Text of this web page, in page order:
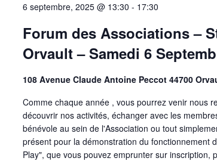
6 septembre, 2025 @ 13:30 - 17:30
Forum des Associations –
Orvault – Samedi 6
108 Avenue Claude Antoine Peccot 44700
Comme chaque année , vous pourrez venir nous
découvrir nos activités, échanger avec les
bénévole au sein de l'Association ou tout
présent pour la démonstration du fonctionnement
Play", que vous pouvez emprunter sur inscription,